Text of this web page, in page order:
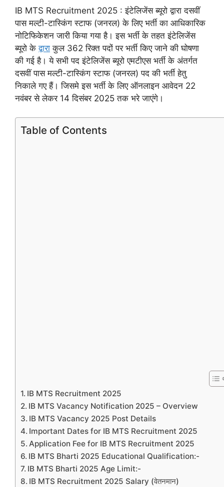
IB MTS Recruitment 2025 : इंटेलिजेंस ब्यूरो द्वारा दसवीं
पास मल्टी-टास्किंग स्टाफ (जनरल) के लिए भर्ती का आधिकारिक
नोटिफिकेशन जारी किया गया है। इस भर्ती के तहत इंटेलिजेंस
ब्यूरो केद्वारा कुल 362 रिक्त पदों पर भर्ती किए जाने की घोषणा
की गई है। ये सभी पद इंटेलिजेंस ब्यूरो एमटीएस भर्ती के अंतर्गत
दसवीं पास मल्टी-टास्किंग स्टाफ (जनरल) पद की भर्ती हेतु
निकाले गए हैं। जिसमे इस भर्ती के लिए ऑनलाइन आवेदन 22
नवंबर से लेकर 14 दिसंबर 2025 तक भरे जाएंगे।
Table of Contents
IB MTS Recruitment 2025
IB MTS Vacancy Notification 2025 – Overview
IB MTS Vacancy 2025 Post Details
Important Dates for IB MTS Recruitment 2025
Application Fee for IB MTS Recruitment 2025
IB MTS Bharti 2025 Educational Qualification:-
IB MTS Bharti 2025 Age Limit:-
IB MTS Recruitment 2025 Salary (वेतनमान)